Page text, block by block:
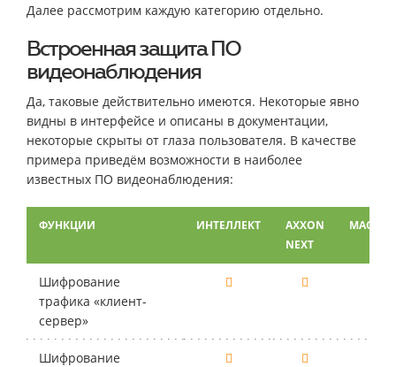
Далее рассмотрим каждую категорию отдельно.
Встроенная защита ПО
видеонаблюдения
Да, таковые действительно имеются. Некоторые явно
видны в интерфейсе и описаны в документации,
некоторые скрыты от глаза пользователя. В качестве
примера приведём возможности в наиболее
известных ПО видеонаблюдения:
ФУНКЦИИ ИНТЕЛЛЕКТ
AXXON
NEXT
Шифрование
трафика «клиент-
сервер»
Шифрование